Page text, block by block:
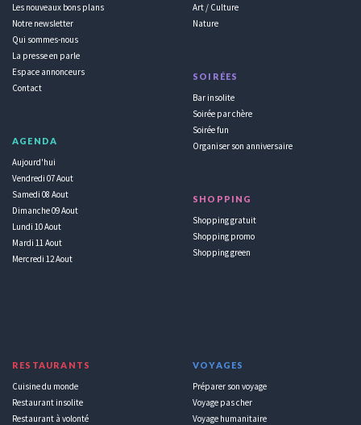
Les nouveaux bons plans
Notre newsletter
Qui sommes-nous
La presse en parle
Espace annonceurs
Contact
AGENDA
Aujourd'hui
Vendredi 07 Aout
Samedi 08 Aout
Dimanche 09 Aout
Lundi 10 Aout
Mardi 11 Aout
Mercredi 12 Aout
Art / Culture
Nature
SOIRÉES
Bar insolite
Soirée par chère
Soirée fun
Organiser son anniversaire
SHOPPING
Shopping gratuit
Shopping promo
Shopping green
RESTAURANTS
Cuisine du monde
Restaurant insolite
Restaurant à volonté
VOYAGES
Préparer son voyage
Voyage pas cher
Voyage humanitaire